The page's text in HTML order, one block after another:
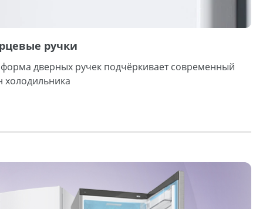
ручки
дверных ручек подчёркивает современный